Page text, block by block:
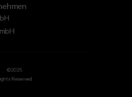
©2025
Reserved